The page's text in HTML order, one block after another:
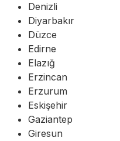
Denizli
Diyarbakır
Düzce
Edirne
Elazığ
Erzincan
Erzurum
Eskişehir
Gaziantep
Giresun